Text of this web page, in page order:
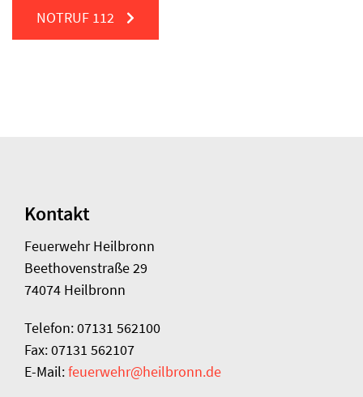
NOTRUF 112
Kontakt
Feuerwehr Heilbronn
Beethovenstraße 29
74074 Heilbronn
Telefon: 07131 562100
Fax: 07131 562107
E-Mail:feuerwehr@heilbronn.de